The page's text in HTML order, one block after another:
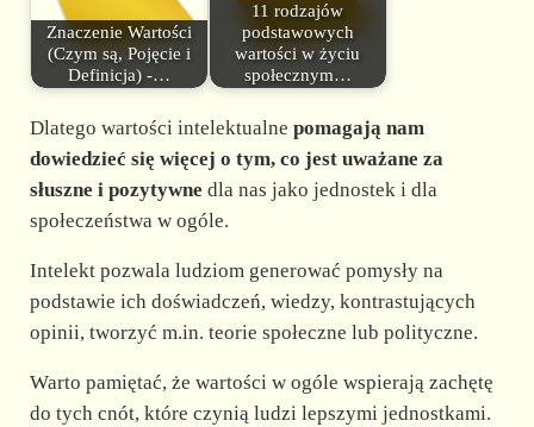
Znaczenie Wartości
(Czym są, Pojęcie i
Definicja) -…
11 rodzajów
podstawowych
wartości w życiu
społecznym…
Dlatego wartości intelektualne pomagają nam
dowiedzieć się więcej o tym, co jest uważane za
słuszne i pozytywne dla nas jako jednostek i dla
społeczeństwa w ogóle.
Intelekt pozwala ludziom generować pomysły na
podstawie ich doświadczeń, wiedzy, kontrastujących
opinii, tworzyć m.in. teorie społeczne lub polityczne.
Warto pamiętać, że wartości w ogóle wspierają zachętę
do tych cnót, które czynią ludzi lepszymi jednostkami.